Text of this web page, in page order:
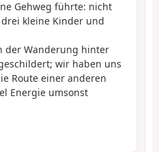
Gehweg führte: nicht
kleine Kinder und
der Wanderung hinter
wir haben uns
Route einer anderen
Energie umsonst